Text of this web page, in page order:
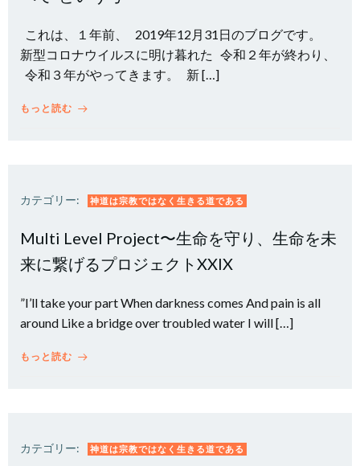
これは、１年前、 2019年12月31日のブログです。
新型コロナウイルスに明け暮れた 令和２年が終わり、
令和３年がやってきます。 新 […]
もっと読む
カテゴリー: 神道は宗教ではなく生きる道である
Multi Level Project〜生命を守り、生命を未
来に繋げるプロジェクトXXIX
”I’ll take your part When darkness comes And pain is all
around Like a bridge over troubled water I will […]
もっと読む
カテゴリー: 神道は宗教ではなく生きる道である